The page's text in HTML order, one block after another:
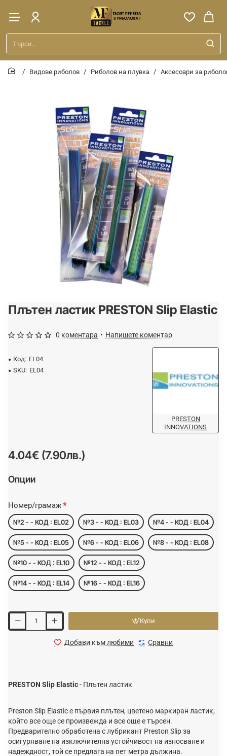
Търси...
Видове риболов Риболов на плувка Аксесоари за
Плътен ластик PRESTON Slip Elastic
Код: EL04
SKU: EL04
PRESTON
INNOVATIONS
0 коментара • Напишете коментар
4.04€ (7.90лв.)
Опции
Номер/грамаж
№2 - - КОД : EL02 №3 - - КОД : EL03 №4 - - КОД : EL04
№5 - - КОД : EL05 №6 - - КОД : EL06 №8 - - КОД : EL08
№10 - - КОД : EL10 №12 - - КОД : EL12
№14 - - КОД : EL14 №16 - - КОД : EL16
Купи
Добави към любими Сравни
PRESTON Slip Elastic- Плътен ластик
Preston Slip Elastic е първия плътен, цветено маркиран ластик,
който все още се произвежда и все още е търсен.
Предварително обработена с лубрикант Preston Slip за
осигуряване на изключителна устойчивост на износване и
надеждност, той се предлага на пет метра дължина.